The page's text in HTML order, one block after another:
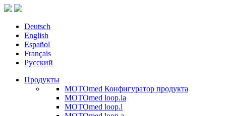
Deutsch
English
Español
Français
Русский
Продукты
MOTOmed Конфигуратор продукта
MOTOmed loop.la
MOTOmed loop.l